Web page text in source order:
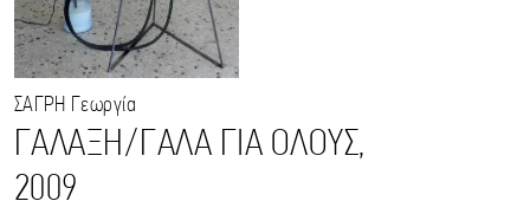
ΣΑΓΡΗ Γεωργία
ΓΑΛΑΞΗ/ΓΑΛΑ ΓΙΑ ΟΛΟΥΣ,
2009